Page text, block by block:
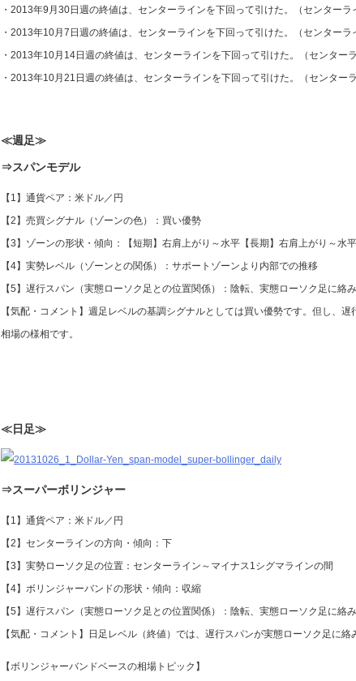
・2013年9月30日週の終値は、センターラインを下回って引けた。（センター
・2013年10月7日週の終値は、センターラインを下回って引けた。（センター
・2013年10月14日週の終値は、センターラインを下回って引けた。（センター
・2013年10月21日週の終値は、センターラインを下回って引けた。（センター
≪週足≫
⇒スパンモデル
【1】通貨ペア：米ドル／円
【2】売買シグナル（ゾーンの色）：買い優勢
【3】ゾーンの形状・傾向：【短期】右肩上がり～水平【長期】右肩上がり～水平
【4】実勢レベル（ゾーンとの関係）：サポートゾーンより内部での推移
【5】遅行スパン（実態ローソク足との位置関係）：陰転、実態ローソク足に絡
【気配・コメント】週足レベルの基調シグナルとしては買い優勢です。但し、
相場の様相です。
≪日足≫
⇒スーパーボリンジャー
【1】通貨ペア：米ドル／円
【2】センターラインの方向・傾向：下
【3】実勢ローソク足の位置：センターライン～マイナス1シグマラインの間
【4】ボリンジャーバンドの形状・傾向：収縮
【5】遅行スパン（実態ローソク足との位置関係）：陰転、実態ローソク足に
【気配・コメント】日足レベル（終値）では、遅行スパンが実態ローソク足に
【ボリンジャーバンドベースの相場トピック】